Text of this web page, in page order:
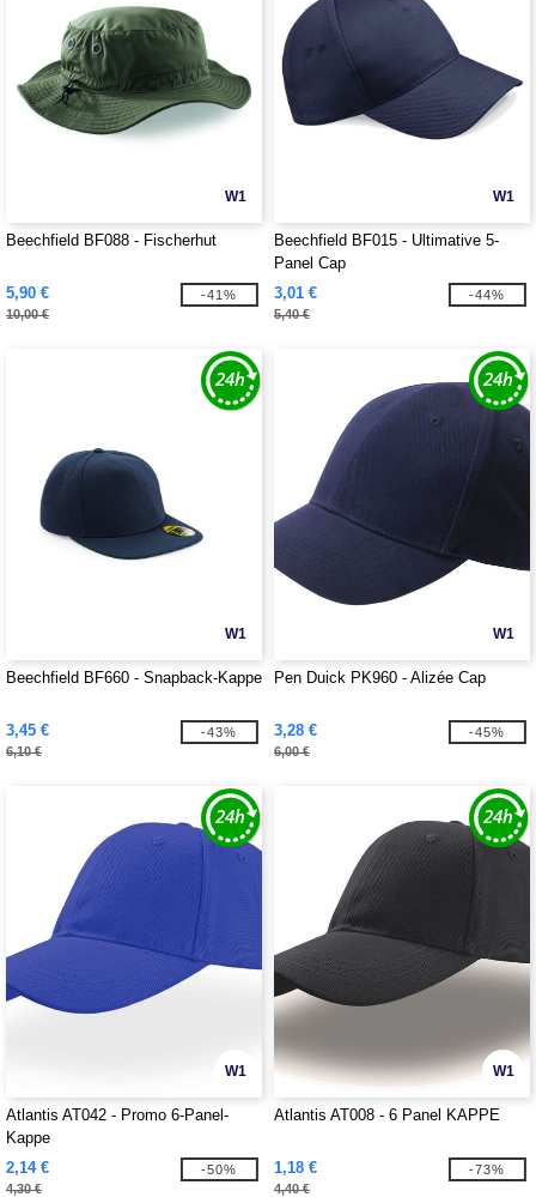
W1
Beechfield BF088 - Fischerhut
5,90 €
10,00 €
-41%
W1
Beechfield BF015 - Ultimative 5-
Panel Cap
3,01 €
5,40 €
-44%
W1
Beechfield BF660 - Snapback-Kappe
3,45 €
6,10 €
-43%
W1
Pen Duick PK960 - Alizée Cap
3,28 €
6,00 €
-45%
W1
Atlantis AT042 - Promo 6-Panel-
Kappe
2,14 €
4,30 €
-50%
W1
Atlantis AT008 - 6 Panel KAPPE
1,18 €
4,40 €
-73%